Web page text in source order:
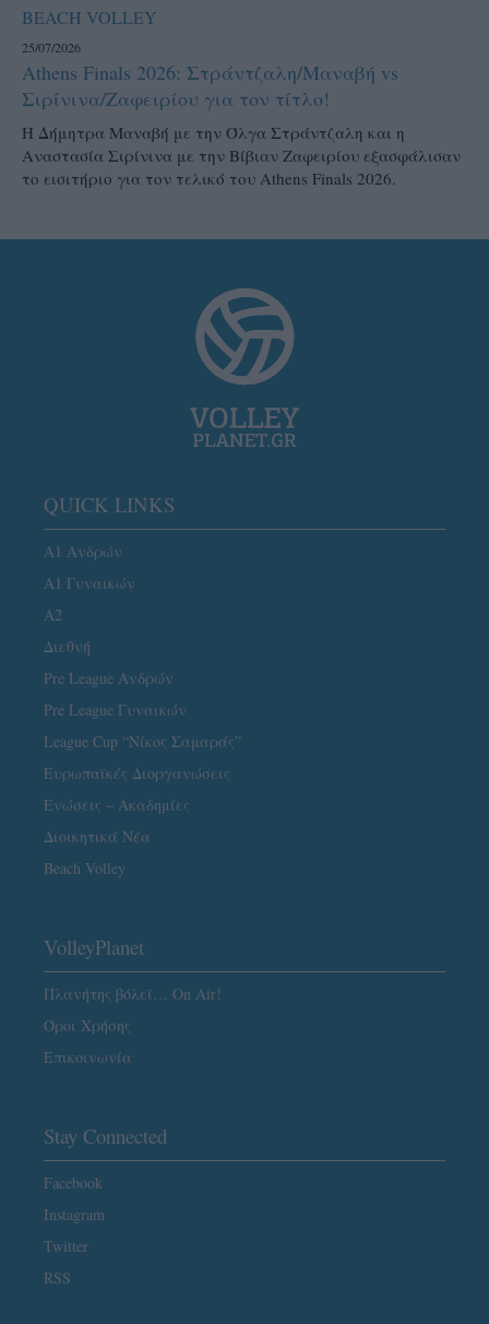
BEACH VOLLEY
25/07/2026
Athens Finals 2026: Στράντζαλη/Μαναβή vs
Σιρίνινα/Ζαφειρίου για τον τίτλο!
H Δήμητρα Μαναβή με την Όλγα Στράντζαλη και η
Αναστασία Σιρίνινα με την Βίβιαν Ζαφειρίου εξασφάλισαν
το εισιτήριο για τον τελικό του Athens Finals 2026.
QUICK LINKS
Α1 Ανδρών
Α1 Γυναικών
A2
Διεθνή
Pre League Ανδρών
Pre League Γυναικών
League Cup “Νίκος Σαμαράς”
Ευρωπαϊκές Διοργανώσεις
Ενώσεις – Ακαδημίες
Διοικητικά Νέα
Beach Volley
VolleyPlanet
Πλανήτης βόλεϊ… On Air!
Όροι Χρήσης
Επικοινωνία
Stay Connected
Facebook
Instagram
Twitter
RSS